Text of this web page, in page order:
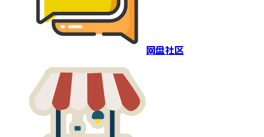
网盘社区